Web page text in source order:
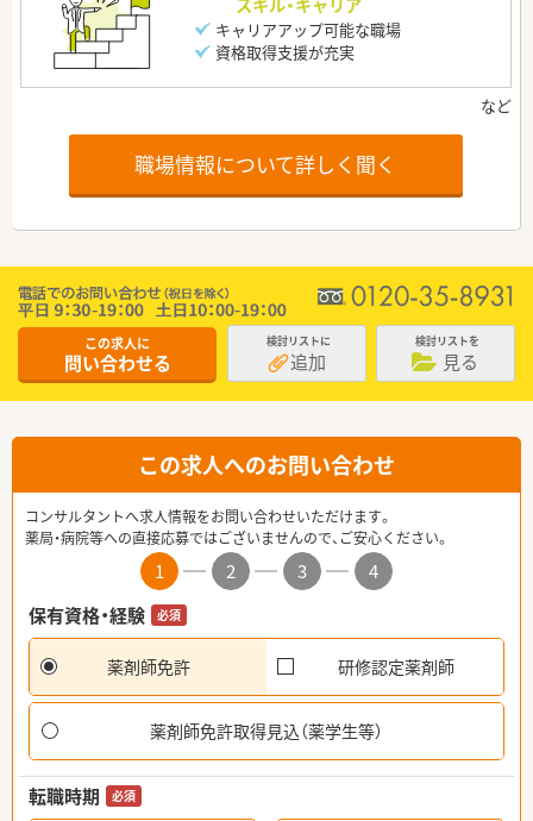
キャリアアップ可能な職場
資格取得支援が充実
職場情報について詳しく聞く
この求人に
問い合わせる
検討リストに
追加
検討リストを
見る
この求人へのお問い合わせ
コンサルタントへ求人情報をお問い合わせいただけます。
薬局・病院等への直接応募ではございませんので、ご安心ください。
1 2 3
4
保有資格・経験
必須
薬剤師免許 研修認定薬剤師
薬剤師免許取得見込（薬学生等）
転職時期 必須